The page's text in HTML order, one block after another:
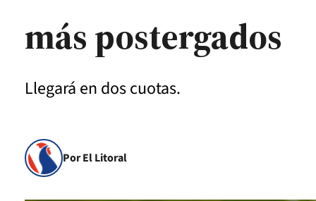
más postergados
Llegará en dos cuotas.
Por El Litoral